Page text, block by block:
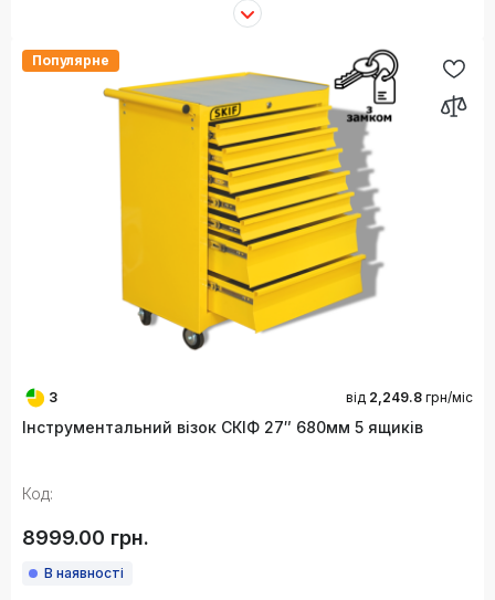
Популярне
3 від 2,249.8 грн/міс
Інструментальний візок СКІФ 27″ 680мм 5 ящиків
Код:
8999.00 грн.
В наявності